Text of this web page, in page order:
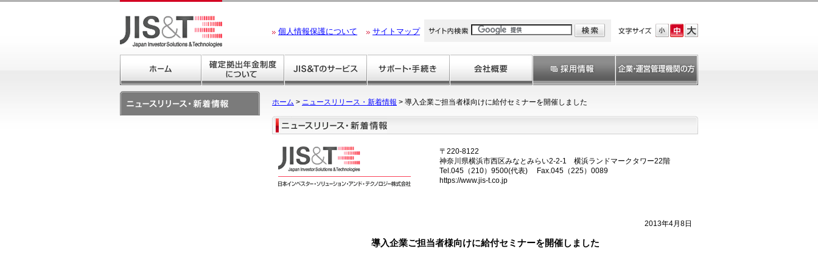
個人情報保護について サイトマップ
ホーム > ニュースリリース・新着情報 > 導入企業ご担当者様向けに給付セミナーを開催しました
〒220-8122
神奈川県横浜市西区みなとみらい2-2-1 横浜ランドマークタワー22階
Tel.045（210）9500(代表) Fax.045（225）0089
https://www.jis-t.co.jp
2013年4月8日
導入企業ご担当者様向けに給付セミナーを開催しました